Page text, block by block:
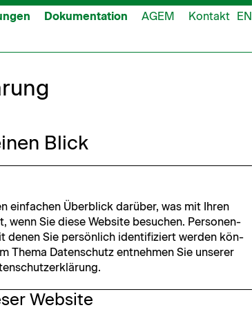
Dokumentation AGEM Kontakt EN
Blick
ein­fachen Überblick darüber, was mit Ihren
wenn Sie diese Web­site besuchen. Per­so­n­en­
denen Sie per­sön­lich iden­ti­fiziert wer­den kön­
The­ma Daten­schutz ent­nehmen Sie unser­er
Website